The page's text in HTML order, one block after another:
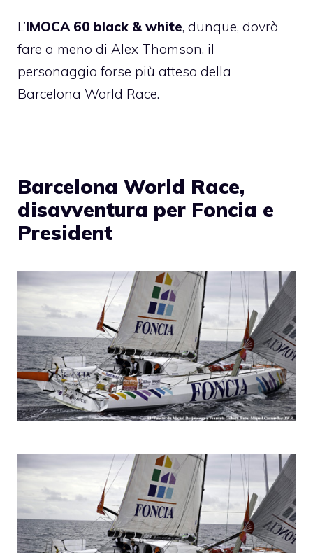
L’IMOCA 60 black & white, dunque, dovrà
fare a meno di Alex Thomson, il
personaggio forse più atteso della
Barcelona World Race.
Barcelona World Race,
disavventura per Foncia e
President